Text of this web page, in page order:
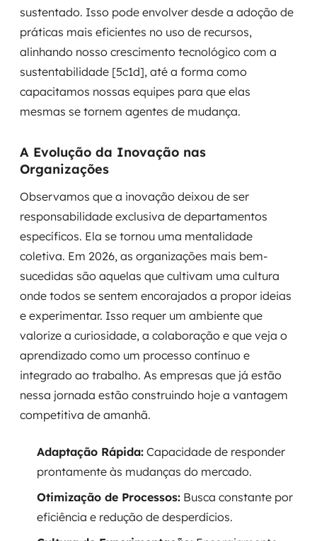
sustentado. Isso pode envolver desde a adoção de
práticas mais eficientes no uso de recursos,
alinhando nosso crescimento tecnológico com a
sustentabilidade [5c1d], até a forma como
capacitamos nossas equipes para que elas
mesmas se tornem agentes de mudança.
A Evolução da Inovação nas
Organizações
Observamos que a inovação deixou de ser
responsabilidade exclusiva de departamentos
específicos. Ela se tornou uma mentalidade
coletiva. Em 2026, as organizações mais bem-
sucedidas são aquelas que cultivam uma cultura
onde todos se sentem encorajados a propor ideias
e experimentar. Isso requer um ambiente que
valorize a curiosidade, a colaboração e que veja o
aprendizado como um processo contínuo e
integrado ao trabalho. As empresas que já estão
nessa jornada estão construindo hoje a vantagem
competitiva de amanhã.
Adaptação Rápida: Capacidade de responder
prontamente às mudanças do mercado.
Otimização de Processos: Busca constante por
eficiência e redução de desperdícios.